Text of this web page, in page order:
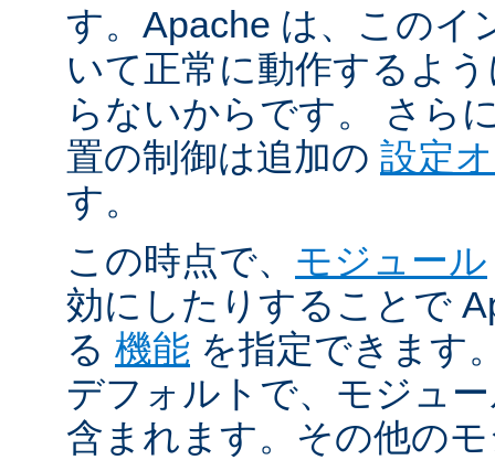
す。Apache は、このイ
いて正常に動作するよ
らないからです。 さら
置の制御は追加の 設定
す。
この時点で、 モジュール
効にしたりすることで
る 機能 を指定できます
デフォルトで、モジュ
含まれます。その他の